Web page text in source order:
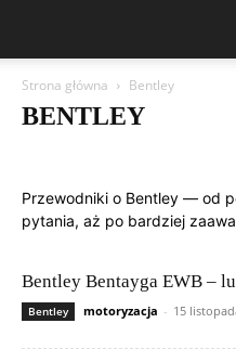
Strona główna Bentley
BENTLEY
Honda
Hyundai Jeep Kia
Mazda
Mercedes-Benz
Przewodniki o Bentley — od
pytania, aż po bardziej
Bentley Bentayga EWB –
Bentley motoryzacja - 15